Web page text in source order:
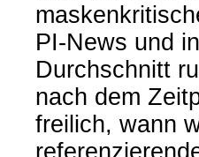
PI-News und
Durchschnitt
nach dem
freilich, wann